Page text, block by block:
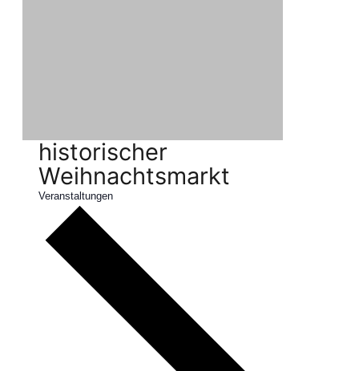
historischer
Weihnachtsmarkt
Veranstaltungen